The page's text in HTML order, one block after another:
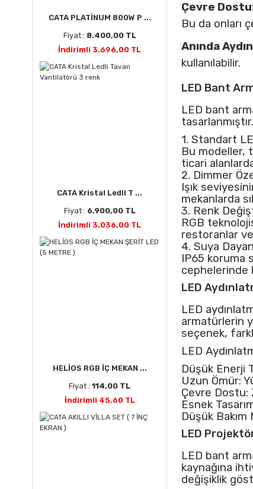
CATA PLATİNUM 800W P ...
Fiyat : 8.400,00 TL
İndirimli 3.696,00 TL
CATA Kristal Ledli T ...
Fiyat : 6.900,00 TL
İndirimli 3.036,00 TL
HELİOS RGB İÇ MEKAN ...
Fiyat : 114,00 TL
İndirimli 45,60 TL
Çevre
Bu da onları
Anında
kullanılabilir.
LED Bant
LED bant
1. Standart
Bu modeller,
ticari
2. Dimmer
Işık
mekanlarda
3. Renk
RGB
restoranlar
4. Suya
IP65 koruma
cephelerinde
LED
LED
armatürlerin
seçenek,
LED
Düşük Enerji
Uzun Ömür:
Çevre Dostu:
Esnek
Düşük Bakım
LED
LED bant
kaynağına
değişiklik